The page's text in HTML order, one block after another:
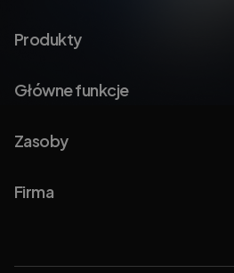
Produkty
Główne funkcje
Zasoby
Firma